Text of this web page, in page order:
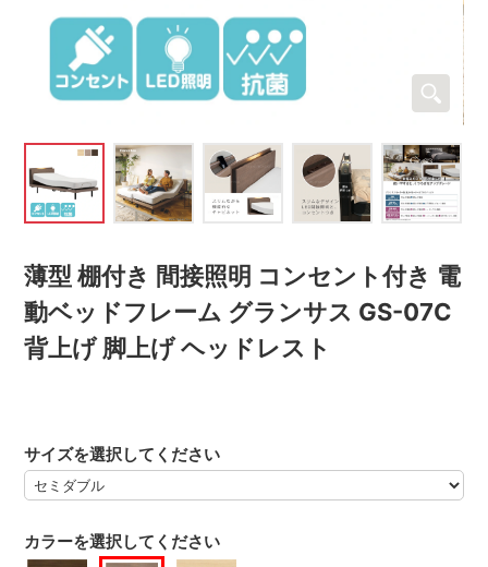
薄型 棚付き 間接照明 コンセント付き 電
動ベッドフレーム グランサス GS-07C
背上げ 脚上げ ヘッドレスト
カラーを選択してください
サイズを選択してください